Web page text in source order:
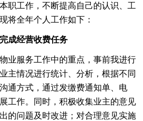
职工作，不断提高自己的认识、工
将全年个人工作如下：
经营收费任务
服务工作中的重点，事前我进行
主情况进行统计、分析，根据不同
通方式，通过发缴费通知单、电
工作。同时，积极收集业主的意见
的问题及时改进；对合理意见实施